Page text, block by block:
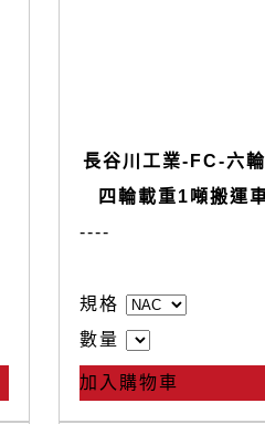
長谷川工業-FC-六
四輪載重1噸搬運
----
規格
數量
加入購物車